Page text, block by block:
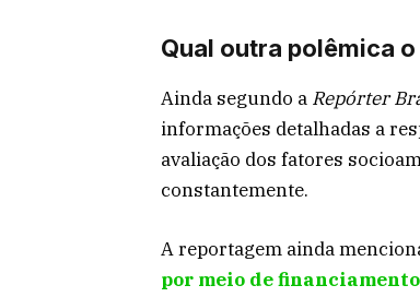
Qual outra polêmica
Ainda segundo a Repórter
informações detalhadas a
avaliação dos fatores
constantemente.
A reportagem ainda
por meio de